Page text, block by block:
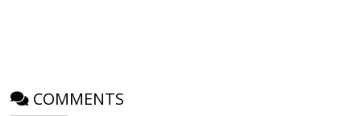
COMMENTS